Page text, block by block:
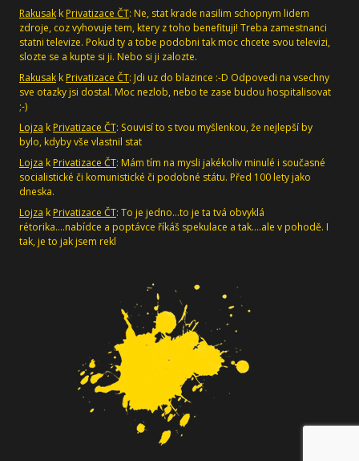
Rakusak k Privatizace ČT: Ne, stat krade nasilim schopnym lidem
zdroje, coz vyhovuje tem, ktery z toho benefituji! Treba zamestnanci
statni televize. Pokud ty a tobe podobni tak moc chcete svou televizi,
slozte se a kupte si ji. Nebo si ji zalozte.
Rakusak k Privatizace ČT: Jdi uz do blazince :-D Odpovedi na vsechny
sve otazky jsi dostal. Moc nezlob, nebo te zase budou hospitalisovat
;-)
Lojza k Privatizace ČT: Souvisí to s tvou myšlenkou, že nejlepší by
bylo, kdyby vše vlastnil stat
Lojza k Privatizace ČT: Mám tím na mysli jakékoliv minulé i současné
socialistické či komunistické či podobné státu. Před 100 lety jako
dneska.
Lojza k Privatizace ČT: To je jedno...to je ta tvá obvyklá
rétorika....nabídce a poptávce říkáš spekulace a tak....ale v pohodě. I
tak, je to jak jsem rekl